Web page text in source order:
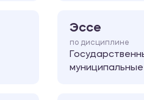
Эссе
по дисциплине